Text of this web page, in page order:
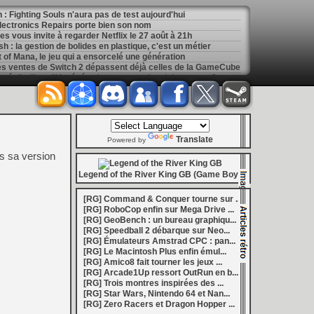
: Fighting Souls n'aura pas de test aujourd'hui
Repairs porte bien son nom
vous invite à regarder Netflix le 27 août à 21h
: la gestion de bolides en plastique, c'est un métier
Mana, le jeu qui a ensorcelé une génération
ventes de Switch 2 dépassent déjà celles de la GameCube
[
GK] Kingdom Hearts : accusé d'utiliser l'IA générative sur son visuel de promo, Square Enix invoque « l'erreur humaine »
de Halo : Campaign Evolved
[
GK] Inspiré par System Shock 2 et Doom 3, le FPS DERELIKT veut vous foutre la trouille à la fin 2026
l’affichage emblématique de la Game Boy
Éclatants » arriveront sur Switch 2 en octobre
: après un accueil mitigé, Game Freak va revoir sa copie
Champions Tactics, le jeu NFT ferme ses portes
: l'hymne ultime à la solitude a déjà quarante ans
le maintien des jeux physiques pour les joueurs
27 veut apporter du sang neuf avec le mode The Grounds
médiéval à petit prix pour la rentrée
des Zelda de la Game Boy arrivera à la rentrée 2026
Vault arrive sur le marché en 1.0
Hunter Wilds avec un prologue gratuit
[
GK] Mémoire cash - Retour sur Hybrid Heaven, l'étrange exclusivité Konami de la Nintendo 64
[
GK] Nouvelle grève à Quantic Dream (Detroit : Become Human) contre les 115 licenciements
[
GK] Mafia The Old Country : l'extension « Homme d'honneur » se dévoile avant sa sortie
Boy disponibles sur le Nintendo Switch Online
Dead : Streets of Survival tient sa date de sortie
[
GK] C'est officiel, Electronic Arts devient la propriété de l'Arabie saoudite et quitte le marché boursier
la 1.0, Amplitude bourre les nouvelles factions
sa version
Powered by Translate
Legend of the River King GB (Game Boy)
[RG] Command & Conquer tourne sur ...
[RG] RoboCop enfin sur Mega Drive ...
[RG] GeoBench : un bureau graphiqu...
[RG] Speedball 2 débarque sur Neo...
[RG] Émulateurs Amstrad CPC : pan...
[RG] Le Macintosh Plus enfin émul...
[RG] Amico8 fait tourner les jeux ...
[RG] Arcade1Up ressort OutRun en b...
[RG] Trois montres inspirées des ...
[RG] Star Wars, Nintendo 64 et Nan...
[RG] Zero Racers et Dragon Hopper ...